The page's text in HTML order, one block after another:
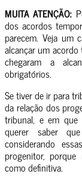
MUITA ATENÇÃO:
dos acordos
parecem. Veja um
alcançar um
chegaram a
obrigatórios.
Se tiver de ir para
da relação dos
tribunal, e em
querer saber
considerando
progenitor,
como definitiva.